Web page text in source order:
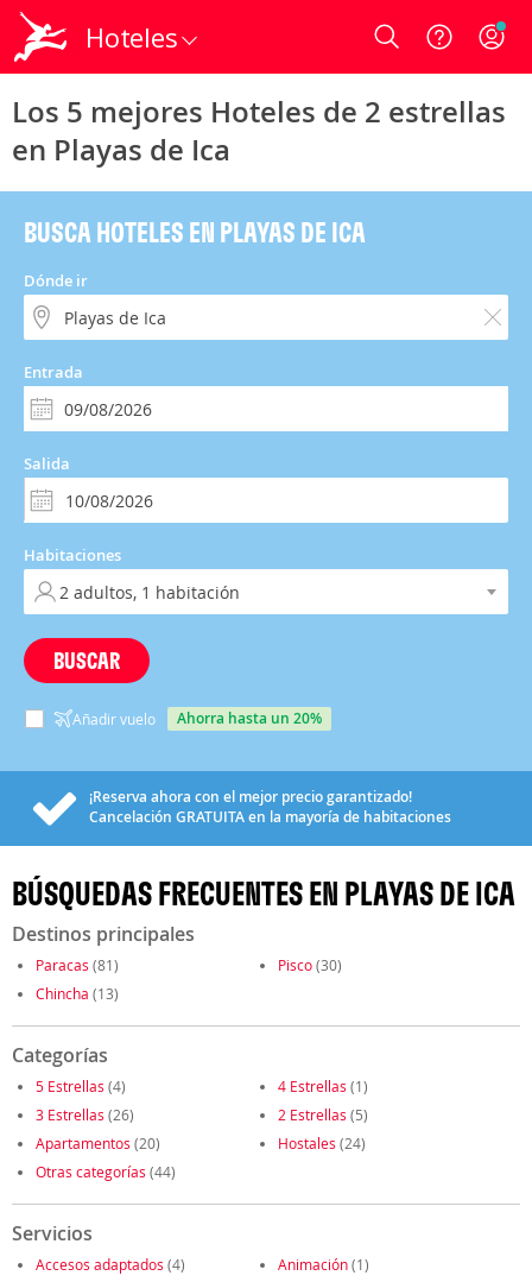
Hoteles Login
Los 5 mejores Hoteles de 2 estrellas
en Playas de Ica
BUSCA HOTELES EN PLAYAS DE ICA
Dónde ir
Entrada
Salida
Habitaciones
BUSCAR
Añadir vuelo ahorra hasta un 20%
¡Reserva ahora con el mejor precio garantizado!
Cancelación GRATUITAen la mayoría de habitaciones
BÚSQUEDAS FRECUENTES EN PLAYAS DE ICA
Destinos principales
Paracas (81) Pisco(30)
Chincha (13)
Categorías
5 Estrellas (4) 4 Estrellas (1)
3 Estrellas (26) 2 Estrellas (5)
Apartamentos (20) Hostales (24)
Otras categorías (44)
Servicios
Accesos adaptados (4) Animación(1)